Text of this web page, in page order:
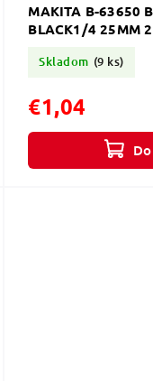
MAKITA B-63650
BLACK1/4 25MM
Skladom (9 ks)
€1,04